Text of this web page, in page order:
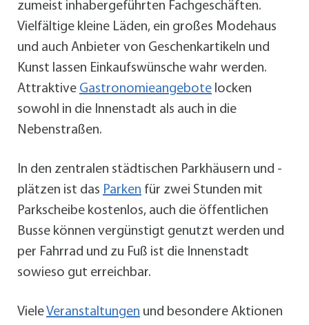
zumeist inhabergeführten Fachgeschäften.
Vielfältige kleine Läden, ein großes Modehaus
und auch Anbieter von Geschenkartikeln und
Kunst lassen Einkaufswünsche wahr werden.
Attraktive Gastronomieangebote locken
sowohl in die Innenstadt als auch in die
Nebenstraßen.
In den zentralen städtischen Parkhäusern und -
plätzen ist das Parken für zwei Stunden mit
Parkscheibe kostenlos, auch die öffentlichen
Busse können vergünstigt genutzt werden und
per Fahrrad und zu Fuß ist die Innenstadt
sowieso gut erreichbar.
VieleVeranstaltungen und besondere Aktionen